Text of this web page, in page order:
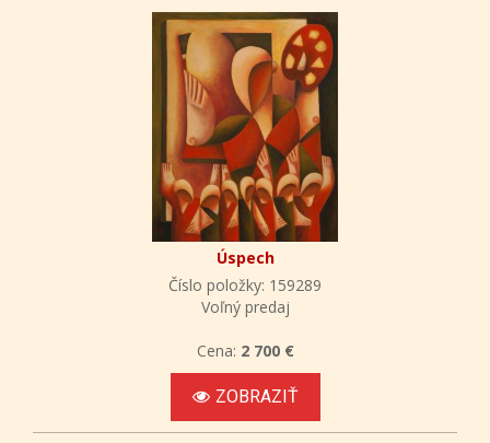
Úspech
Číslo položky: 159289
Voľný predaj
Cena: 2 700 €
ZOBRAZIŤ